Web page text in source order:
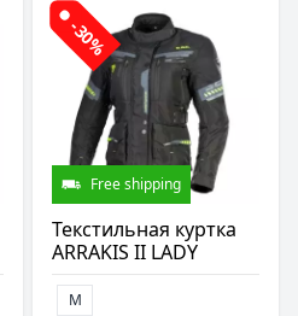
-30%
Free shipping
Текстильная куртка
ARRAKIS II LADY
M